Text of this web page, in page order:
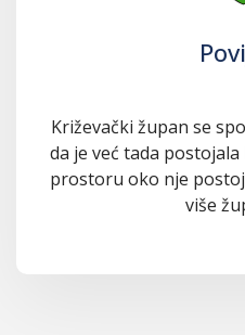
Križevački župan se
da je već tada
prostoru oko nje
više